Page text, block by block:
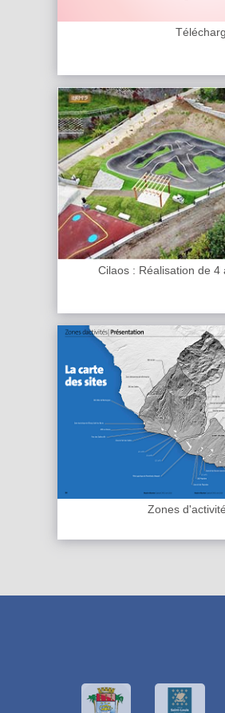
Cilaos : Réalisation de 4
Zones